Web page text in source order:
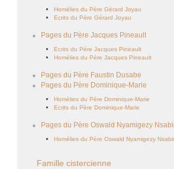
Homélies du Père Gérard Joyau
Ecrits du Père Gérard Joyau
Pages du Père Jacques Pineault
Ecrits du Père Jacques Pineault
Homélies du Père Jacques Pineault
Pages du Père Faustin Dusabe
Pages du Père Dominique-Marie
Homélies du Père Dominique-Marie
Ecrits du Père Dominique-Marie
Pages du Père Oswald Nyamigezy
Homélies du Père Oswald Nyamigezy
Famille cistercienne